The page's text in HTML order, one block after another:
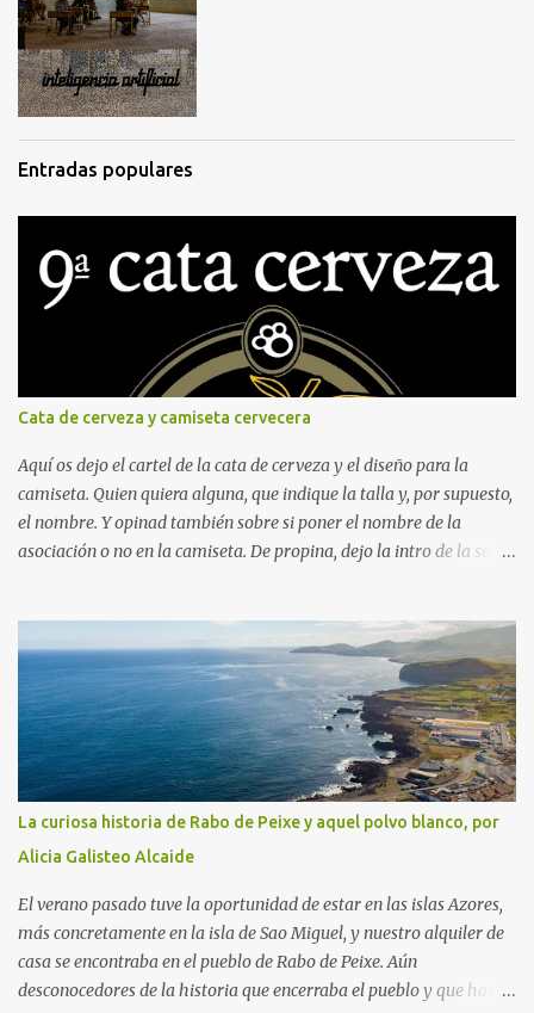
Entradas populares
Cata de cerveza y camiseta cervecera
Aquí os dejo el cartel de la cata de cerveza y el diseño para la
camiseta. Quien quiera alguna, que indique la talla y, por supuesto,
el nombre. Y opinad también sobre si poner el nombre de la
asociación o no en la camiseta. De propina, dejo la intro de la serie
él mismo en el programa "El pelotazo" de Canal Sur.
La curiosa historia de Rabo de Peixe y aquel polvo blanco, por
Alicia Galisteo Alcaide
El verano pasado tuve la oportunidad de estar en las islas Azores,
más concretamente en la isla de Sao Miguel, y nuestro alquiler de
casa se encontraba en el pueblo de Rabo de Peixe. Aún
desconocedores de la historia que encerraba el pueblo y que hasta